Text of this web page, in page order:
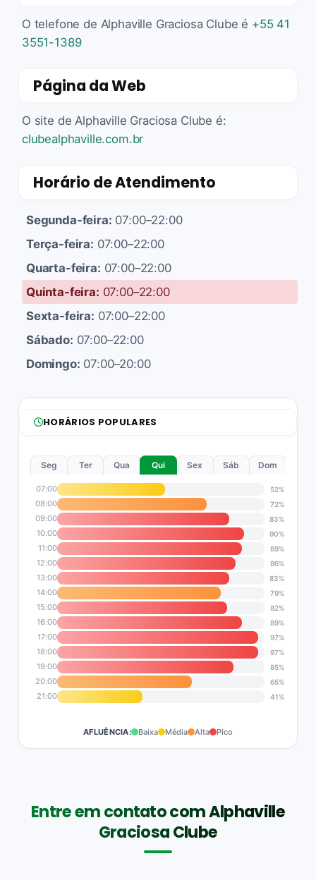
O telefone de Alphaville Graciosa Clube é +55 41
3551-1389
Página da Web
O site de Alphaville Graciosa Clube é:
clubealphaville.com.br
Horário de Atendimento
Segunda-feira: 07:00–22:00
Terça-feira: 07:00–22:00
Quarta-feira: 07:00–22:00
Quinta-feira: 07:00–22:00
Sexta-feira: 07:00–22:00
Sábado: 07:00–22:00
Domingo: 07:00–20:00
HORÁRIOS POPULARES
Seg Ter Qua Qui Sex Sáb Dom
07:00 52%
08:00 72%
09:00 83%
10:00 90%
11:00 89%
12:00 86%
13:00 83%
14:00 79%
15:00 82%
16:00 89%
17:00 97%
18:00 97%
19:00 85%
20:00 65%
21:00 41%
AFLUÊNCIA: Baixa Média Alta Pico
Entre em contato com Alphaville
Graciosa Clube